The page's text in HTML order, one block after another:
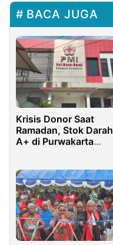
BACA JUGA
Krisis Donor Saat
Ramadan, Stok Darah
A+ di Purwakarta